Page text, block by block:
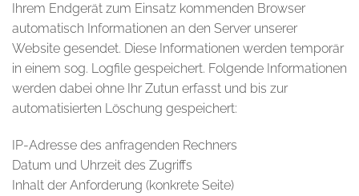
Ihrem Endgerät zum Einsatz kommenden Browser
automatisch Informationen an den Server unserer
Website gesendet. Diese Informationen werden temporär
in einem sog. Logfile gespeichert. Folgende Informationen
werden dabei ohne Ihr Zutun erfasst und bis zur
automatisierten Löschung gespeichert:
IP-Adresse des anfragenden Rechners
Datum und Uhrzeit des Zugriffs
Inhalt der Anforderung (konkrete Seite)